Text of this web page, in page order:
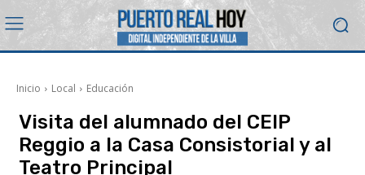
Inicio Local Educación
Visita del alumnado del CEIP
Reggio a la Casa Consistorial y al
Teatro Principal